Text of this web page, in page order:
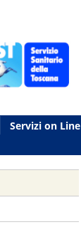
Servizi on Line